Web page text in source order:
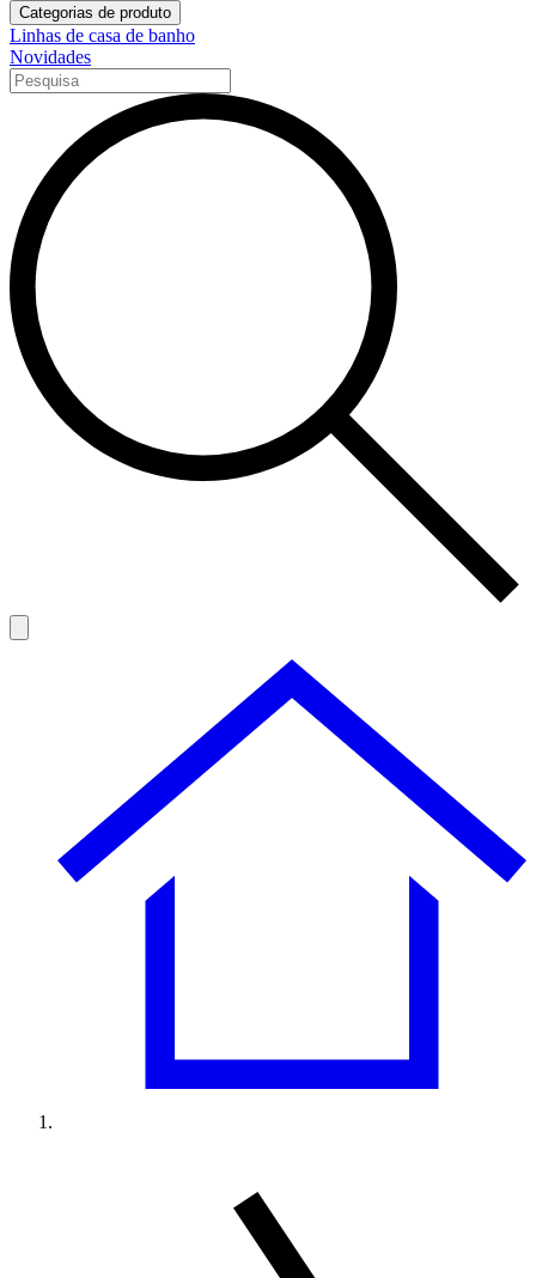
Categorias de produto
Linhas de casa de banho
Novidades